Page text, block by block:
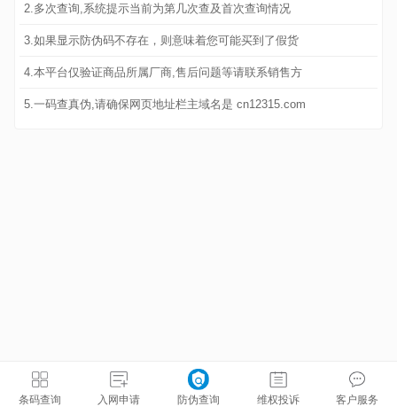
2.多次查询,系统提示当前为第几次查及首次查询情况
3.如果显示防伪码不存在，则意味着您可能买到了假货
4.本平台仅验证商品所属厂商,售后问题等请联系销售方
5.一码查真伪,请确保网页地址栏主域名是 cn12315.com
条码查询 入网申请 防伪查询 维权投诉 客户服务